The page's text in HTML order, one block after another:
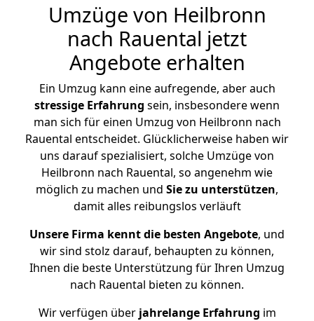
Umzüge von Heilbronn
nach Rauental jetzt
Angebote erhalten
Ein Umzug kann eine aufregende, aber auch
stressige Erfahrung sein, insbesondere wenn
man sich für einen Umzug von Heilbronn nach
Rauental entscheidet. Glücklicherweise haben wir
uns darauf spezialisiert, solche Umzüge von
Heilbronn nach Rauental, so angenehm wie
möglich zu machen und Sie zu unterstützen,
damit alles reibungslos verläuft
Unsere Firma kennt die besten Angebote, und
wir sind stolz darauf, behaupten zu können,
Ihnen die beste Unterstützung für Ihren Umzug
nach Rauental bieten zu können.
Wir verfügen überjahrelange Erfahrung im